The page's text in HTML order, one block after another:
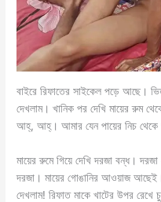
বাইরে রিফাতের সাইকেল পড়ে আছে।
দেখলাম। খানিক পর দেখি মায়ের
আহ্, আহ্। আমার যেন পায়ের নিচ থেকে
মায়ের রুমে গিয়ে দেখি দরজা বন্ধ।
দরজা। মায়ের গোঙানির আওয়াজ
দেখলাম! রিফাত মাকে খাটের উপর রেখে